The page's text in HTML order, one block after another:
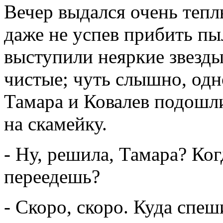
Вечер выдался очень
даже не успев прибить
выступили неяркие
чистые; чуть слышно,
Тамара и Ковалев
на скамейку.
- Ну, решила, Тамара?
переедешь?
- Скоро, скоро. Куда